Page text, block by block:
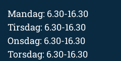
Mandag: 6.30-16.30
Tirsdag: 6.30-16.30
Onsdag: 6.30-16.30
Torsdag: 6.30-16.30